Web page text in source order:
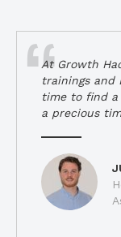
At Growth
trainings and
time to find a
a precious